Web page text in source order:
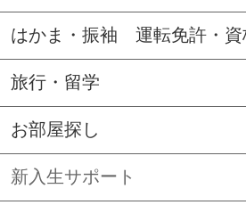
はかま・振袖 運転免許・資
旅行・留学
お部屋探し
新入生サポート